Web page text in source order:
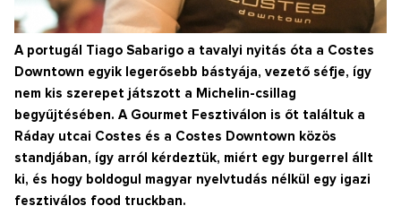
A portugál Tiago Sabarigo a tavalyi nyitás óta a Costes
Downtown egyik legerősebb bástyája, vezető séfje, így
nem kis szerepet játszott a Michelin-csillag
begyűjtésében. A Gourmet Fesztiválon is őt találtuk a
Ráday utcai Costes és a Costes Downtown közös
standjában, így arról kérdeztük, miért egy burgerrel állt
ki, és hogy boldogul magyar nyelvtudás nélkül egy igazi
fesztiválos food truckban.